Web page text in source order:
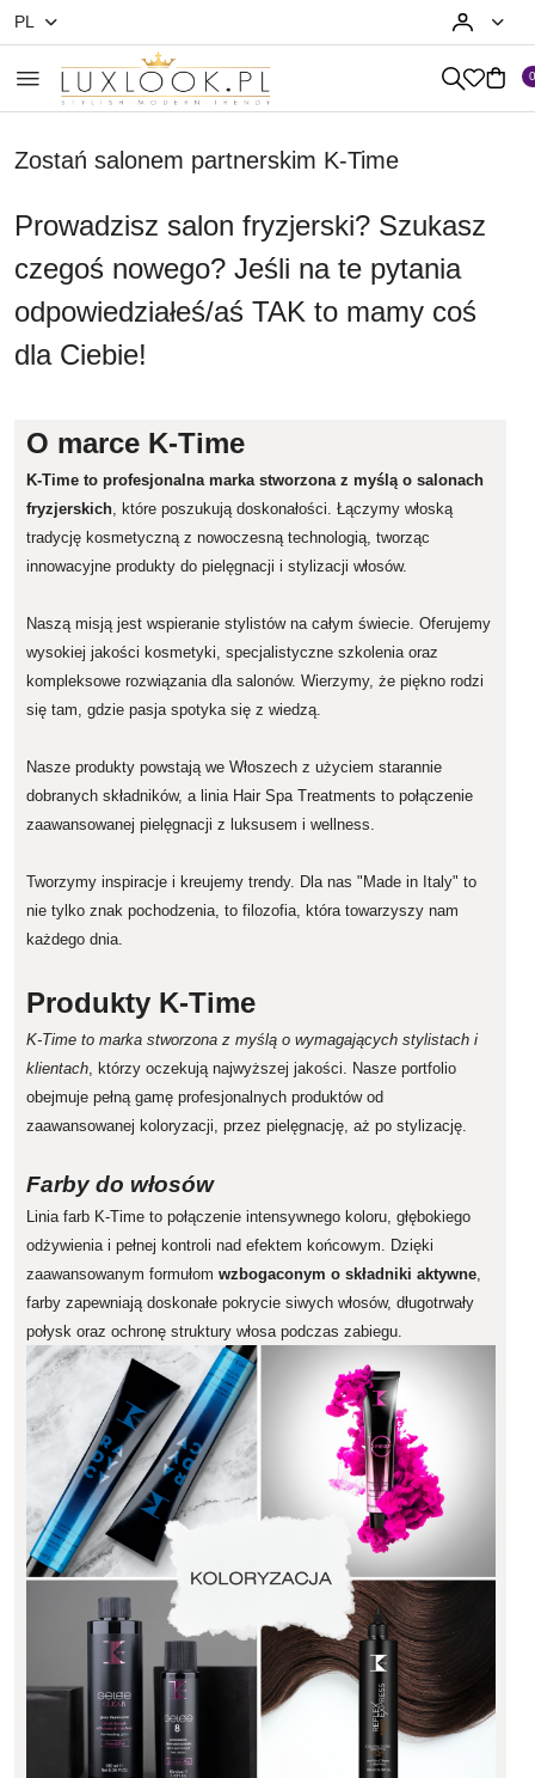
Przejdź do treści głównej
Przejdź do wyszukiwarki
Przejdź do moje konto
Przejdź do menu głównego
Przejdź do stopki
0
PL
Zostań salonem partnerskim K-Time
Prowadzisz salon fryzjerski? Szukasz
czegoś nowego? Jeśli na te pytania
odpowiedziałeś/aś TAK to mamy coś
dla Ciebie!
O marce K-Time
K-Time to profesjonalna marka stworzona z myślą o salonach
fryzjerskich, które poszukują doskonałości. Łączymy włoską
tradycję kosmetyczną z nowoczesną technologią, tworząc
innowacyjne produkty do pielęgnacji i stylizacji włosów.
Naszą misją jest wspieranie stylistów na całym świecie. Oferujemy
wysokiej jakości kosmetyki, specjalistyczne szkolenia oraz
kompleksowe rozwiązania dla salonów. Wierzymy, że piękno rodzi
się tam, gdzie pasja spotyka się z wiedzą.
Nasze produkty powstają we Włoszech z użyciem starannie
dobranych składników, a linia Hair Spa Treatments to połączenie
zaawansowanej pielęgnacji z luksusem i wellness.
Tworzymy inspiracje i kreujemy trendy. Dla nas "Made in Italy" to
nie tylko znak pochodzenia, to filozofia, która towarzyszy nam
każdego dnia.
Produkty K-Time
K-Time to marka stworzona z myślą o wymagających stylistach i
klientach, którzy oczekują najwyższej jakości. Nasze portfolio
obejmuje pełną gamę profesjonalnych produktów od
zaawansowanej koloryzacji, przez pielęgnację, aż po stylizację.
Farby do włosów
Linia farb K-Time to połączenie intensywnego koloru, głębokiego
odżywienia i pełnej kontroli nad efektem końcowym. Dzięki
zaawansowanym formułom wzbogaconym o składniki aktywne,
farby zapewniają doskonałe pokrycie siwych włosów, długotrwały
połysk oraz ochronę struktury włosa podczas zabiegu.